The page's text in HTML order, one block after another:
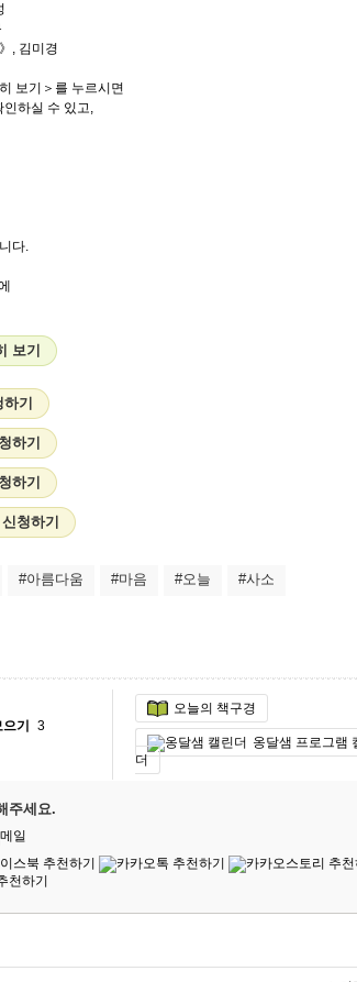
, 김미경
보기＞를 누르시면
인하실 수 있고,
다.
보기
기
하기
하기
청하기
#아름다움 #마음 #오늘 #사소
기 3
오늘의 책구경
옹달샘 프로그램
더
주세요.